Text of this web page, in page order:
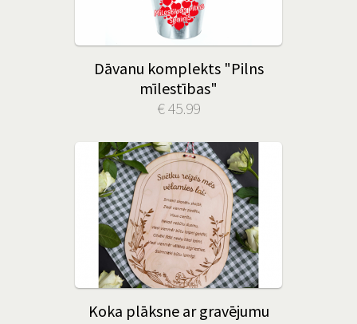
Dāvanu komplekts "Pilns
mīlestības"
€ 45.99
Koka plāksne ar gravējumu